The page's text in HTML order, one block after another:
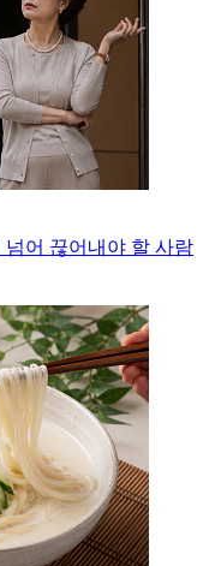
어 끊어내야 할 사람